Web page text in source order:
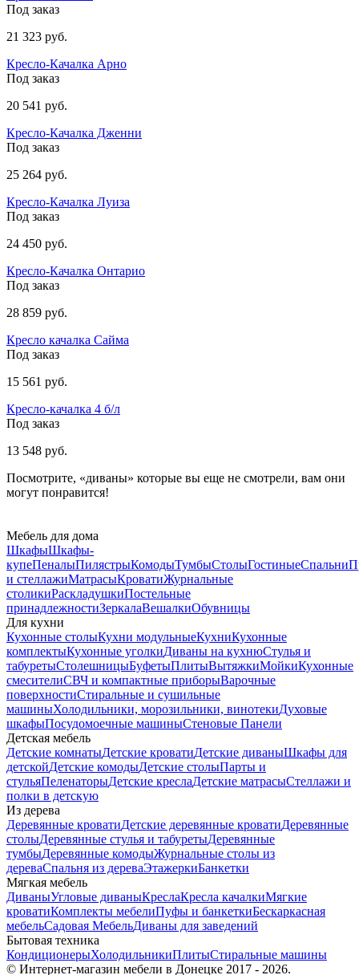
Под заказ
21 323 руб.
Кресло-Качалка Арно
Под заказ
20 541 руб.
Кресло-Качалка Дженни
Под заказ
25 264 руб.
Кресло-Качалка Луиза
Под заказ
24 450 руб.
Кресло-Качалка Онтарио
Под заказ
28 859 руб.
Кресло качалка Сайма
Под заказ
15 561 руб.
Кресло-качалка 4 б/л
Под заказ
13 548 руб.
Посмотрите, «диваны» которые вы еще не смотрели, вам они
могут понравится!
Мебель для дома
ШкафыШкафы-
купеПеналыПилястрыКомодыТумбыСтолыГостиныеСпальни
и стеллажиМатрасыКроватиЖурнальные
столикиРаскладушкиПостельные
принадлежностиЗеркалаВешалкиОбувницы
Для кухни
Кухонные столыКухни модульныеКухниКухонные
комплектыКухонные уголкиДиваны на кухнюСтулья и
табуретыСтолешницыБуфетыПлитыВытяжкиМойкиКухонные
смесителиСВЧ и компактные приборыВарочные
поверхностиСтиральные и сушильные
машиныХолодильники, морозильники, винотекиДуховые
шкафыПосудомоечные машиныСтеновые Панели
Детская мебель
Детские комнатыДетские кроватиДетские диваныШкафы для
детскойДетские комодыДетские столыПарты и
стульяПеленаторыДетские креслаДетские матрасыСтеллажи и
полки в детскую
Из дерева
Деревянные кроватиДетские деревянные кроватиДеревянные
столыДеревянные стулья и табуретыДеревянные
тумбыДеревянные комодыЖурнальные столы из
дереваСпальня из дереваЭтажеркиБанкетки
Мягкая мебель
ДиваныУгловые диваныКреслаКресла качалкиМягкие
кроватиКомплекты мебелиПуфы и банкеткиБескаркасная
мебельСадовая МебельДиваны для заведений
Бытовая техника
КондиционерыХолодильникиПлитыСтиральные машины
© Интернет-магазин мебели в Донецке 2017 - 2026.